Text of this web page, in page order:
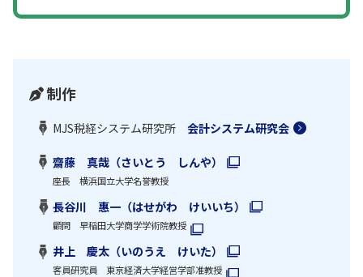
制作
MJS税経システム研究所 会計システム研究会
齋藤 真哉（さいとう しんや）
座長 横浜国立大学名誉教授
長谷川 惠一（はせがわ けいいち）
顧問 早稲田大学商学学術院教授
井上 慶太（いのうえ けいた）
客員研究員 東京経済大学経営学部准教授